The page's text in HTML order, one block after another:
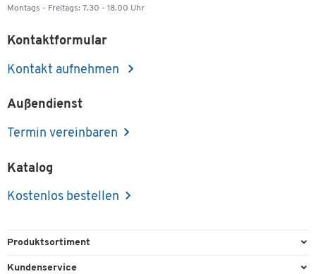
Montags - Freitags: 7.30 - 18.00 Uhr
Kontaktformular
Kontakt aufnehmen
Außendienst
Termin vereinbaren
Katalog
Kostenlos bestellen
Produktsortiment
Büroausstattung
Kundenservice